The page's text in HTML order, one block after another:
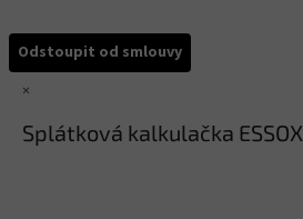
Odstoupit od smlouvy
×
Splátková kalkulačka ESSOX